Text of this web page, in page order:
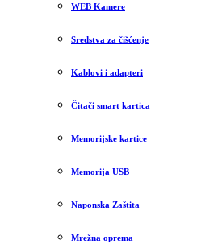
WEB Kamere
Sredstva za čišćenje
Kablovi i adapteri
Čitači smart kartica
Memorijske kartice
Memorija USB
Naponska Zaštita
Mrežna oprema